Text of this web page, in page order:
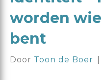
worden
bent
Door Toon de Boer